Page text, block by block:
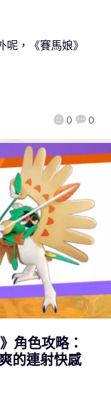
0 0
呢，《賽馬娘》
角色攻略：
的連射快感